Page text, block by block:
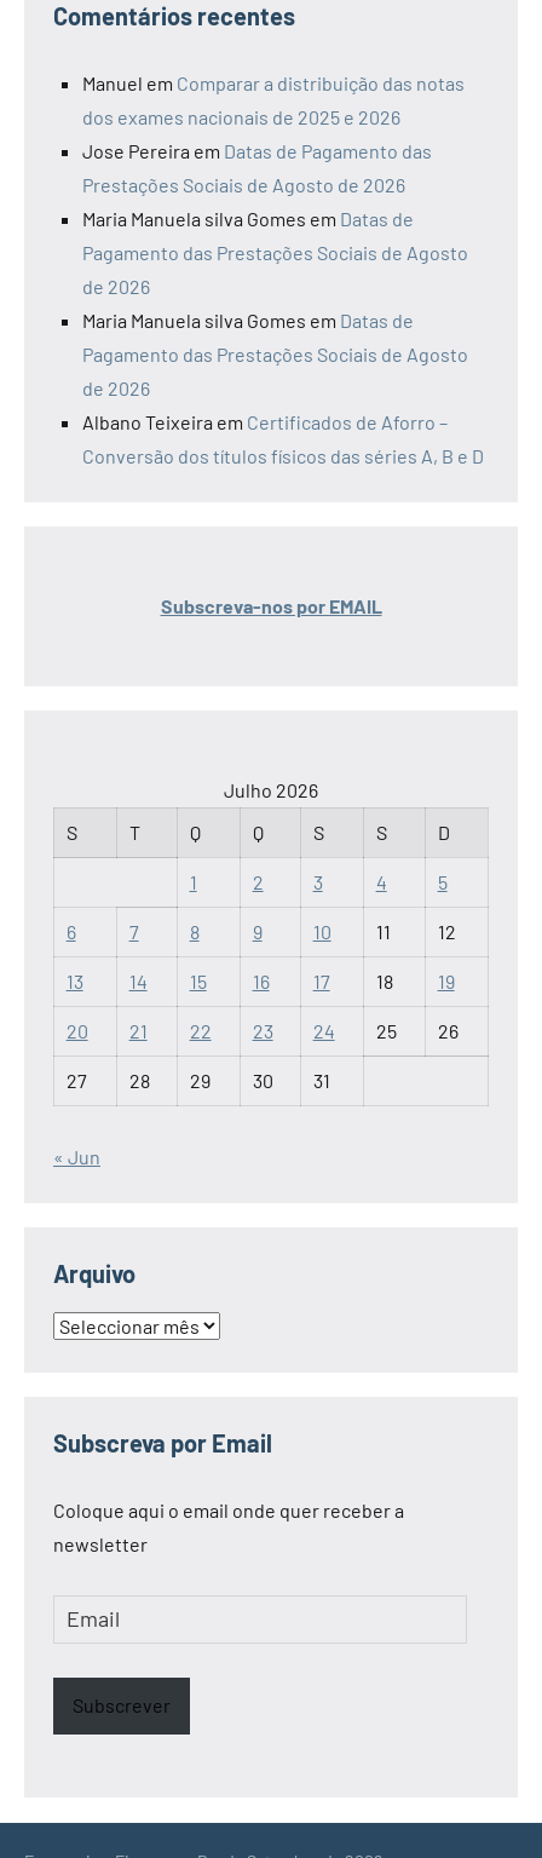
Comentários recentes
Manuel em Comparar a distribuição das notas
dos exames nacionais de 2025 e 2026
Jose Pereira em Datas de Pagamento das
Prestações Sociais de Agosto de 2026
Maria Manuela silva Gomes em Datas de
Pagamento das Prestações Sociais de Agosto
de 2026
Maria Manuela silva Gomes em Datas de
Pagamento das Prestações Sociais de Agosto
de 2026
Albano Teixeira em Certificados de Aforro –
Conversão dos títulos físicos das séries A, B e D
Subscreva-nos por EMAIL
Julho 2026
S
T Q Q S S D
1 2 3 4 5
6 7 8 9 10 11 12
13 14 15 16 17 18 19
20 21 22 23 24 25 26
27 28 29 30 31
« Jun
Arquivo
Arquivo
Subscreva por Email
Coloque aqui o email onde quer receber a
newsletter
Email
Subscrever